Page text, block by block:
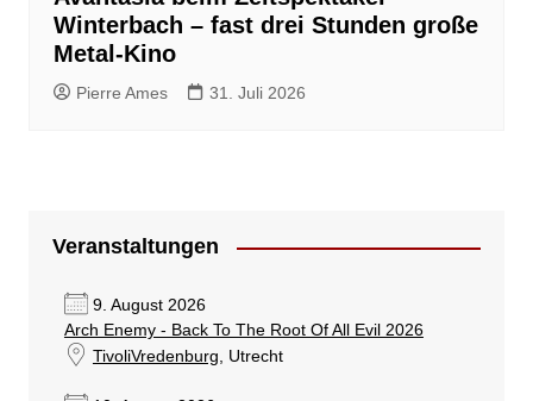
Winterbach – fast drei Stunden große
Metal-Kino
Pierre Ames 31. Juli 2026
Veranstaltungen
9. August 2026
Arch Enemy - Back To The Root Of All Evil 2026
TivoliVredenburg, Utrecht